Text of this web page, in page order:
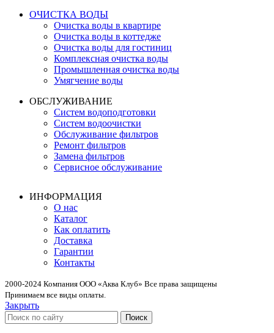
ОЧИСТКА ВОДЫ
Очистка воды в квартире
Очистка воды в коттедже
Очистка воды для гостиниц
Комплексная очистка воды
Промышленная очистка воды
Умягчение воды
ОБСЛУЖИВАНИЕ
Систем водоподготовки
Систем водоочистки
Обслуживание фильтров
Ремонт фильтров
Замена фильтров
Сервисное обслуживание
ИНФОРМАЦИЯ
О нас
Каталог
Как оплатить
Доставка
Гарантии
Контакты
2000-2024 Компания ООО «Аква Клуб» Все права защищены
Принимаем все виды оплаты.
Закрыть
Поиск